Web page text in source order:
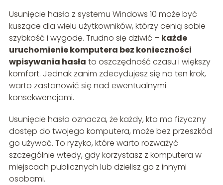
Usunięcie hasła z systemu Windows 10 może być
kuszące dla wielu użytkowników, którzy cenią sobie
szybkość i wygodę. Trudno się dziwić – każde
uruchomienie komputera bez konieczności
wpisywania hasła to oszczędność czasu i większy
komfort. Jednak zanim zdecydujesz się na ten krok,
warto zastanowić się nad ewentualnymi
konsekwencjami.
Usunięcie hasła oznacza, że każdy, kto ma fizyczny
dostęp do twojego komputera, może bez przeszkód
go używać. To ryzyko, które warto rozważyć
szczególnie wtedy, gdy korzystasz z komputera w
miejscach publicznych lub dzielisz go z innymi
osobami.